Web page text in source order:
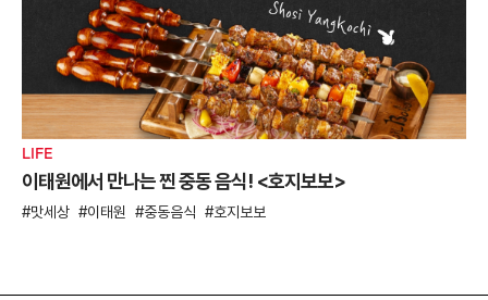
LIFE
이태원에서 만나는 찐 중동 음식! <호지보보>
맛세상 이태원 중동음식 호지보보